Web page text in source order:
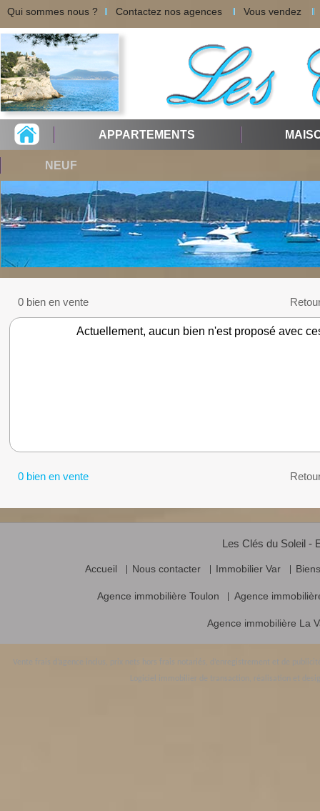
Qui sommes nous ? Contactez nos agences Vous vendez
APPARTEMENTS
NEUF
0 bien en vente
Actuellement, aucun bien n'est proposé avec
0 bien en vente
Les Clés du Soleil -
Accueil Nous contacter Immobilier Var
Agence immobilière Toulon Agence
Agence immobilière La